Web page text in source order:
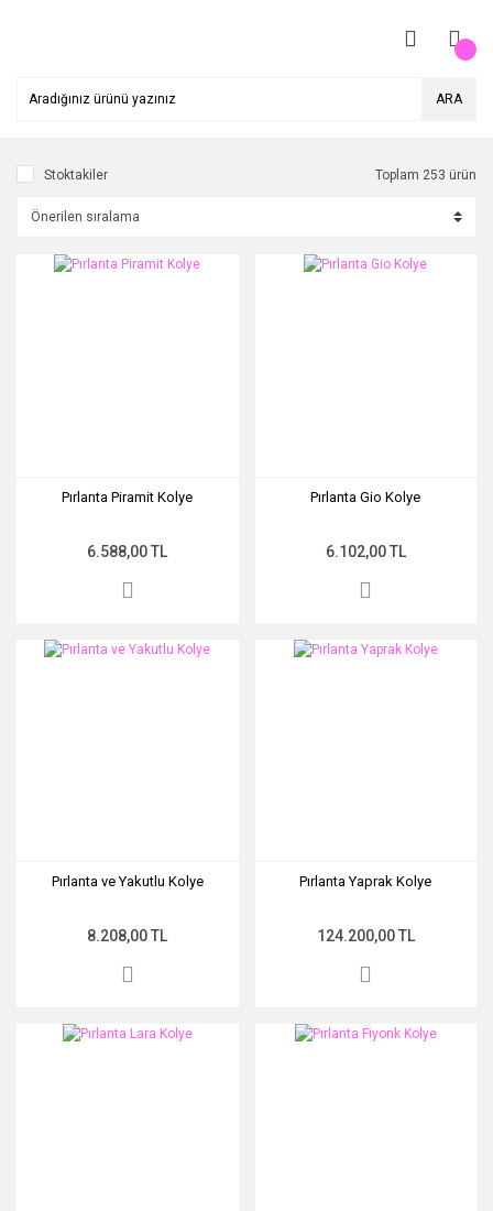
ARA
Stoktakiler Toplam 253 ürün
Pırlanta Piramit Kolye
6.588,00 TL
Pırlanta Gio Kolye
6.102,00 TL
Pırlanta ve Yakutlu Kolye
8.208,00 TL
Pırlanta Yaprak Kolye
124.200,00 TL